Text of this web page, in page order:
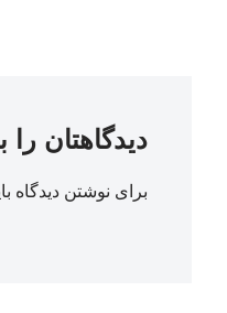
دیدگاهتان را
برای نوشتن دیدگاه